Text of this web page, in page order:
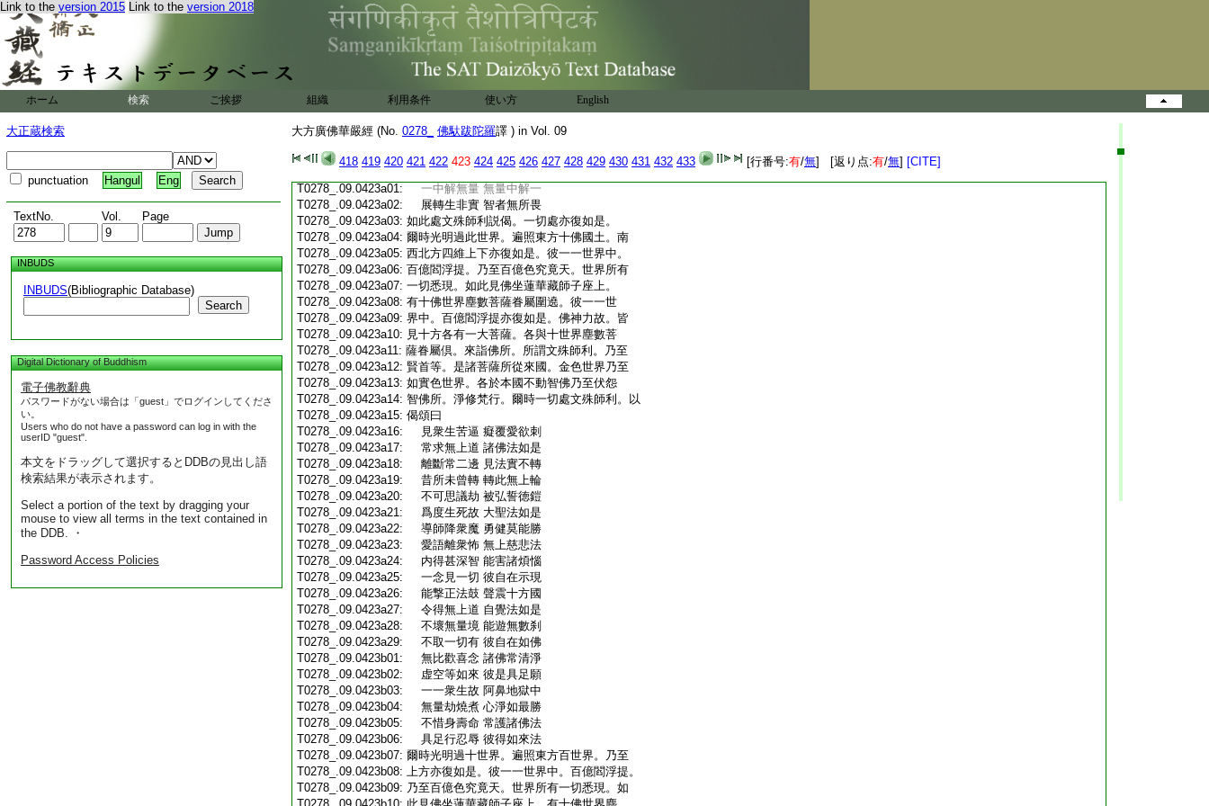
Link to the version 2015 Link to the version 2018
ホーム 検索 ご挨拶 組織 利用条件 使い方 English
大正蔵検索
punctuation Hangul Eng
TextNo. Vol. Page
INBUDS
INBUDS(Bibliographic Database)
Search
Digital Dictionary of Buddhism
電子佛教辭典
パスワードがない場合は「guest」でログインしてくださ
い。
Users who do not have a password can log in with the
userID "guest".
本文をドラッグして選択するとDDBの見出し語
検索結果が表示されます。
Select a portion of the text by dragging your
mouse to view all terms in the text contained in
the DDB. ・
Password Access Policies
大方廣佛華嚴經 (No. 0278_ 佛馱跋陀羅譯 ) in Vol. 09
418 419 420 421 422 423 424 425 426 427 428 429 430 431 432 433 [行番号:有/無] [返り点:有/無] [CITE]
T0278_.09.0422c19:入不二法門 彼人難思議
T0278_.09.0422c20: 若見我及佛 安住平等相
T0278_.09.0422c21:彼住無所住 遠離一切有
T0278_.09.0422c22:
色受無有數 想行識亦然
能如是知者 彼是大牟尼
T0278_.09.0422c24:見者無所有 所見法亦無
T0278_.09.0422c25:明了一切法 彼能照世間
T0278_.09.0422c26:一念見諸佛 出現于世間
T0278_.09.0422c27:而實無所起 彼人大名稱
T0278_.09.0422c28: 無我無衆生 亦無有敗壞
T0278_.09.0423a01:
一中解無量 無量中解一
T0278_.09.0423a02:
展轉生非實 智者無所畏
T0278_.09.0423a03: 如此處文殊師利説偈。一切處亦復如是。
T0278_.09.0423a04: 爾時光明過此世界。遍照東方十佛國土。南
T0278_.09.0423a05: 西北方四維上下亦復如是。彼一一世界中。
T0278_.09.0423a06: 百億閻浮提。乃至百億色究竟天。世界所有
T0278_.09.0423a07: 一切悉現。如此見佛坐蓮華藏師子座上。
T0278_.09.0423a08: 有十佛世界塵數菩薩眷屬圍遶。彼一一世
T0278_.09.0423a09: 界中。百億閻浮提亦復如是。佛神力故。皆
T0278_.09.0423a10: 見十方各有一大菩薩。各與十世界塵數菩
T0278_.09.0423a11: 薩眷屬倶。來詣佛所。所謂文殊師利。乃至
T0278_.09.0423a12: 賢首等。是諸菩薩所從來國。金色世界乃至
T0278_.09.0423a13: 如實色世界。各於本國不動智佛乃至伏怨
T0278_.09.0423a14: 智佛所。淨修梵行。爾時一切處文殊師利。以
T0278_.09.0423a15: 偈頌曰
T0278_.09.0423a16:
見衆生苦逼 癡覆愛欲刺
T0278_.09.0423a17:
常求無上道 諸佛法如是
T0278_.09.0423a18:
離斷常二邊 見法實不轉
T0278_.09.0423a19:
昔所未曾轉 轉此無上輪
T0278_.09.0423a20:
不可思議劫 被弘誓徳鎧
T0278_.09.0423a21:
爲度生死故 大聖法如是
T0278_.09.0423a22:
導師降衆魔 勇健莫能勝
T0278_.09.0423a23:
愛語離衆怖 無上慈悲法
T0278_.09.0423a24:
内得甚深智 能害諸煩惱
T0278_.09.0423a25:
一念見一切 彼自在示現
T0278_.09.0423a26:
能撃正法鼓 聲震十方國
T0278_.09.0423a27:
令得無上道 自覺法如是
T0278_.09.0423a28:
不壞無量境 能遊無數刹
T0278_.09.0423a29:
不取一切有 彼自在如佛
T0278_.09.0423b01:
無比歡喜念 諸佛常清淨
T0278_.09.0423b02:
虚空等如來 彼是具足願
T0278_.09.0423b03:
一一衆生故 阿鼻地獄中
T0278_.09.0423b04:
無量劫燒煮 心淨如最勝
T0278_.09.0423b05:
不惜身壽命 常護諸佛法
T0278_.09.0423b06:
具足行忍辱 彼得如來法
T0278_.09.0423b07: 爾時光明過十世界。遍照東方百世界。乃至
T0278_.09.0423b08: 上方亦復如是。彼一一世界中。百億閻浮提。
T0278_.09.0423b09: 乃至百億色究竟天。世界所有一切悉現。如